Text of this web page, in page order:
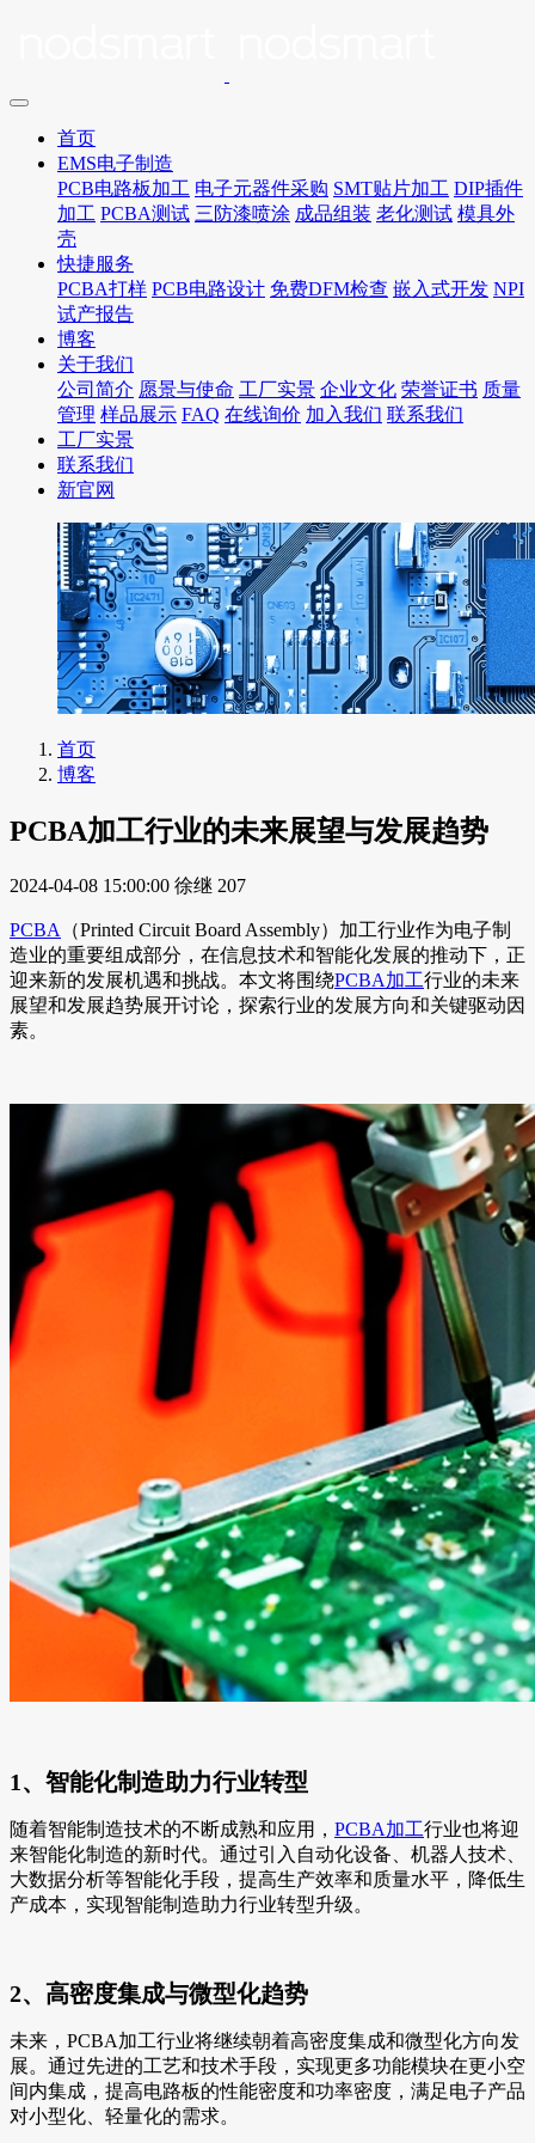
首页
EMS电子制造
PCB电路板加工 电子元器件采购 SMT贴片加工 DIP插件
加工 PCBA测试 三防漆喷涂 成品组装 老化测试 模具外
壳
快捷服务
PCBA打样 PCB电路设计 免费DFM检查 嵌入式开发 NPI
试产报告
博客
关于我们
公司简介 愿景与使命 工厂实景 企业文化 荣誉证书 质量
管理 样品展示 FAQ 在线询价 加入我们 联系我们
工厂实景
联系我们
新官网
首页
博客
PCBA加工行业的未来展望与发展趋势
2024-04-08 15:00:00 徐继 207
PCBA
（Printed Circuit Board Assembly）加工行业作为电子制
造业的重要组成部分，在信息技术和智能化发展的推动下，正
迎来新的发展机遇和挑战。本文将围绕PCBA加工行业的未来
展望和发展趋势展开讨论，探索行业的发展方向和关键驱动因
素。
1、智能化制造助力行业转型
随着智能制造技术的不断成熟和应用， PCBA加工行业也将迎
来智能化制造的新时代。通过引入自动化设备、机器人技术、
大数据分析等智能化手段，提高生产效率和质量水平，降低生
产成本，实现智能制造助力行业转型升级。
2、高密度集成与微型化趋势
未来，PCBA加工行业将继续朝着高密度集成和微型化方向发
展。通过先进的工艺和技术手段，实现更多功能模块在更小空
间内集成，提高电路板的性能密度和功率密度，满足电子产品
对小型化、轻量化的需求。